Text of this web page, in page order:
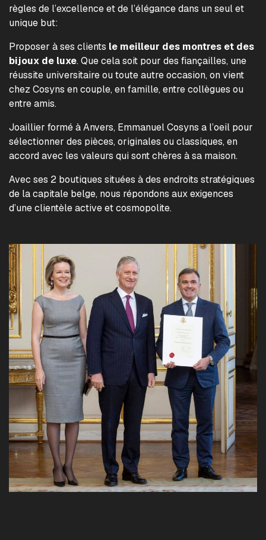
règles de l’excellence et de l’élégance dans un seul et
unique but:
Proposer à ses clients le meilleur des montres et des
bijoux de luxe. Que cela soit pour des fiançailles, une
réussite universitaire ou toute autre occasion, on vient
chez Cosyns en couple, en famille, entre collègues ou
entre amis.
Joaillier formé à Anvers, Emmanuel Cosyns a l’oeil pour
sélectionner des pièces, originales ou classiques, en
accord avec les valeurs qui sont chères à sa maison.
Avec ses 2 boutiques situées à des endroits stratégiques
de la capitale belge, nous répondons aux exigences
d’une clientèle active et cosmopolite.